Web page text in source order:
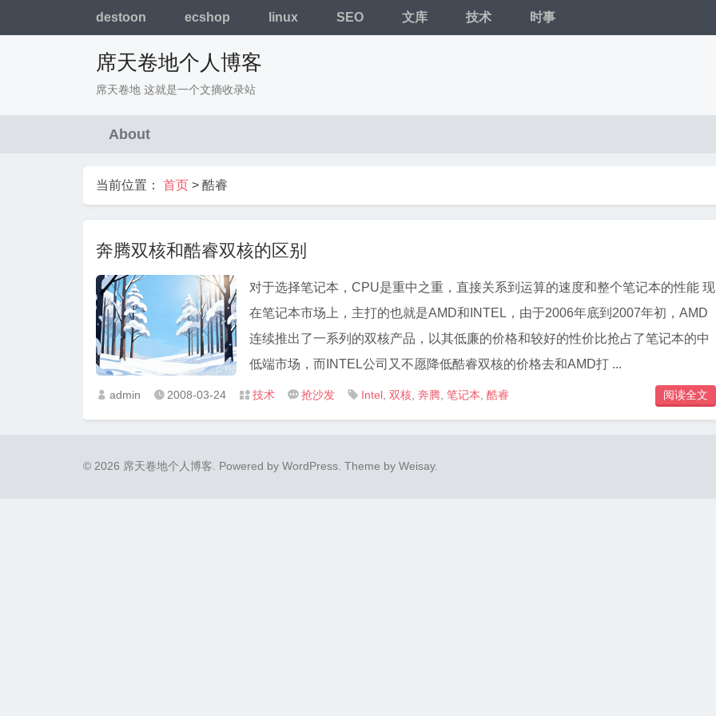
destoon ecshop linux SEO 文库 技术 时事
席天卷地个人博客
席天卷地 这就是一个文摘收录站
About
当前位置： 首页 > 酷睿
奔腾双核和酷睿双核的区别
对于选择笔记本，CPU是重中之重，直接关系到运算的速度和整个笔记本的性能 现
在笔记本市场上，主打的也就是AMD和INTEL，由于2006年底到2007年初，AMD
连续推出了一系列的双核产品，以其低廉的价格和较好的性价比抢占了笔记本的中
低端市场，而INTEL公司又不愿降低酷睿双核的价格去和AMD打 ...
 admin  2008-03-24  技术  抢沙发  Intel 双核 奔腾 笔记本 酷睿 阅读全文
© 2026 席天卷地个人博客. Powered by WordPress . Theme by Weisay.